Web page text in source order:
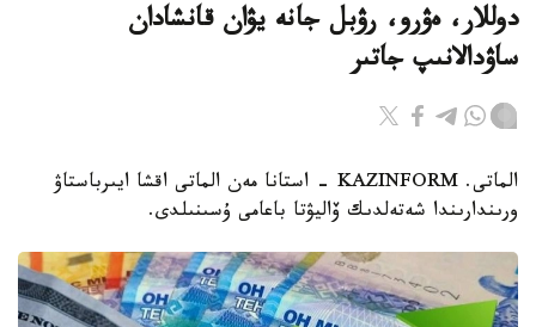
دوللار، ەۋرو، رۋبل جانە يۋان قانشادان
ساۋدالانىپ جاتىر
الماتى. KAZINFORM - استانا مەن الماتى اقشا ايىرباستاۋ
ورىندارىندا شەتەلدىك ۆاليۋتا باعامى ۇسىنىلدى.